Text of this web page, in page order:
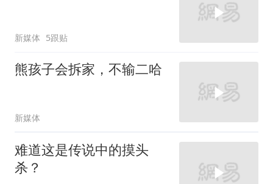
新媒体 5跟贴
熊孩子会拆家，不输二哈
新媒体
难道这是传说中的摸头
杀？